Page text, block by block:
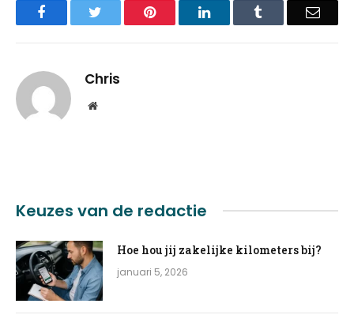
Facebook Pinterest LinkedIn Email
Chris
Website
Keuzes van de redactie
Hoe hou jij zakelijke kilometers bij?
januari 5, 2026